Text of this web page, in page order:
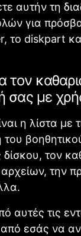
αυτήν τη
για
το diskpart
τον
σας με
η λίστα με
του
τον
την
αυτές τις
εσάς να